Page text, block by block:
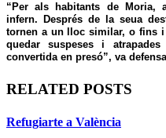
“Per als habitants de Moria,
infern. Després de la seua
tornen a un lloc similar, o fins
quedar suspeses i
convertida en presó”, va
RELATED POSTS
Refugiarte a València